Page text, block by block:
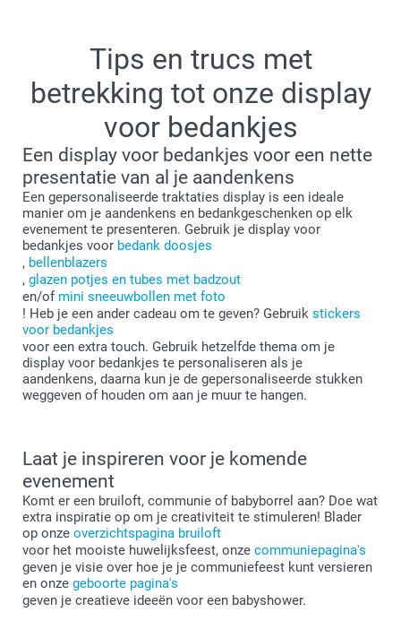
Tips en trucs met
betrekking tot onze display
voor bedankjes
Een display voor bedankjes voor een nette
presentatie van al je aandenkens
Een gepersonaliseerde traktaties display is een ideale
manier om je aandenkens en bedankgeschenken op elk
evenement te presenteren. Gebruik je display voor
bedankjes voor bedank doosjes
, bellenblazers
, glazen potjes en tubes met badzout
en/of mini sneeuwbollen met foto
! Heb je een ander cadeau om te geven? Gebruik stickers
voor bedankjes
voor een extra touch. Gebruik hetzelfde thema om je
display voor bedankjes te personaliseren als je
aandenkens, daarna kun je de gepersonaliseerde stukken
weggeven of houden om aan je muur te hangen.
Laat je inspireren voor je komende
evenement
Komt er een bruiloft, communie of babyborrel aan? Doe wat
extra inspiratie op om je creativiteit te stimuleren! Blader
op onze overzichtspagina bruiloft
voor het mooiste huwelijksfeest, onze communiepagina's
geven je visie over hoe je je communiefeest kunt versieren
en onze geboorte pagina's
geven je creatieve ideeën voor een babyshower.